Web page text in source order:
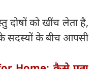
दोषों को खींच लेता है,
के सदस्यों के बीच आपसी